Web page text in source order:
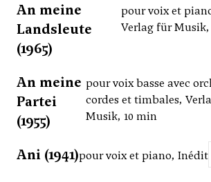
An meine
Landsleute
(1965)
pour voix et
Verlag für
An meine
Partei
(1955)
pour voix basse avec
cordes et timbales,
Musik, 10 min
Ani (1941)pour voix et piano, Inédit